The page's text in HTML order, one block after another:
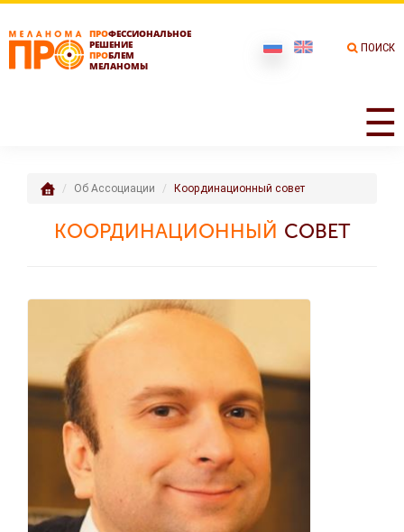
ПРОФЕССИОНАЛЬНОЕ
РЕШЕНИЕ
ПРОБЛЕМ
МЕЛАНОМЫ
☰
ПОИСК
Об Ассоциации Координационный совет
КООРДИНАЦИОННЫЙ СОВЕТ